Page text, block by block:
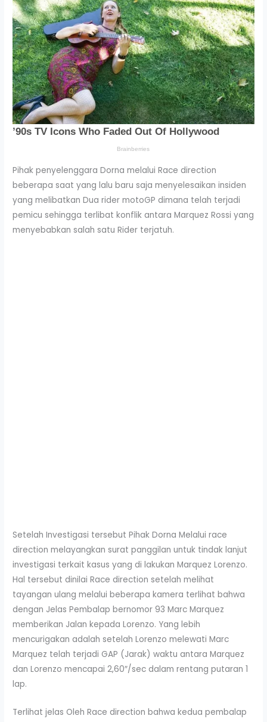
Pihak penyelenggara Dorna melalui Race direction
beberapa saat yang lalu baru saja menyelesaikan insiden
yang melibatkan Dua rider motoGP dimana telah terjadi
pemicu sehingga terlibat konflik antara Marquez Rossi yang
menyebabkan salah satu Rider terjatuh.
Setelah Investigasi tersebut Pihak Dorna Melalui race
direction melayangkan surat panggilan untuk tindak lanjut
investigasi terkait kasus yang di lakukan Marquez Lorenzo.
Hal tersebut dinilai Race direction setelah melihat
tayangan ulang melalui beberapa kamera terlihat bahwa
dengan Jelas Pembalap bernomor 93 Marc Marquez
memberikan Jalan kepada Lorenzo. Yang lebih
mencurigakan adalah setelah Lorenzo melewati Marc
Marquez telah terjadi GAP (Jarak) waktu antara Marquez
dan Lorenzo mencapai 2,60″/sec dalam rentang putaran 1
lap.
Terlihat jelas Oleh Race direction bahwa kedua pembalap